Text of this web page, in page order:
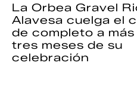
La Orbea Gravel
Alavesa cuelga el
de completo a más
tres meses de su
celebración